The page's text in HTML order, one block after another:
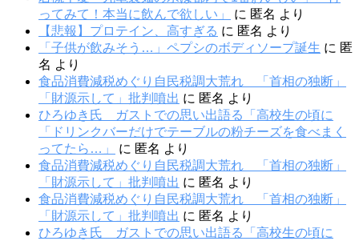
ってみて！本当に飲んで欲しい」
に 匿名 より
【悲報】プロテイン、高すぎる に 匿名 より
「子供が飲みそう…」ペプシのボディソープ誕生 に 匿
名 より
食品消費減税めぐり自民税調大荒れ 「首相の独断」
「財源示して」批判噴出 に 匿名 より
ひろゆき氏 ガストでの思い出語る「高校生の頃に
「ドリンクバーだけでテーブルの粉チーズを食べまく
ってたら…」
に 匿名 より
食品消費減税めぐり自民税調大荒れ 「首相の独断」
「財源示して」批判噴出 に 匿名 より
食品消費減税めぐり自民税調大荒れ 「首相の独断」
「財源示して」批判噴出 に 匿名 より
ひろゆき氏 ガストでの思い出語る「高校生の頃に